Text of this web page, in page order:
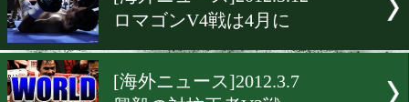
[海外ニュース]2012.3.14
バクティン、元王者と対戦